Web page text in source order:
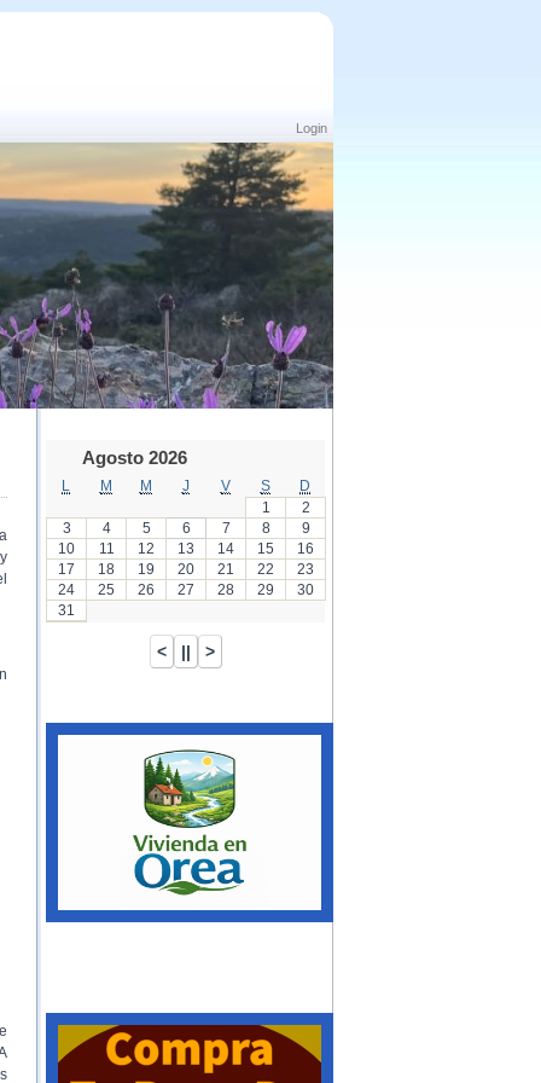
Login
Agosto 2026
M M J V S
D
1
2
3
4 5 6 7 8
9
10
11 12 13 14 15
16
17
18 19 20 21 22
23
24
25 26 27 28 29
30
31